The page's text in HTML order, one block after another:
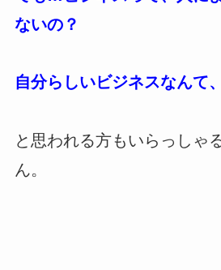
ないの？
自分らしいビジネスなんて
と思われる方もいらっしゃ
ん。